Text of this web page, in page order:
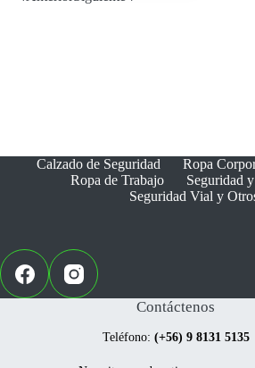
Calzado de Seguridad
Ropa
Ropa de Trabajo
Seguridad
Seguridad Vial y
Contáctenos
Teléfono: (+56) 9 8131 5135